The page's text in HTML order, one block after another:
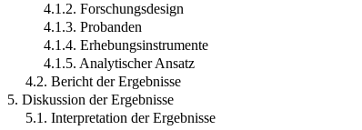
4.1.2. Forschungsdesign
4.1.3. Probanden
4.1.4. Erhebungsinstrumente
4.1.5. Analytischer Ansatz
4.2. Bericht der Ergebnisse
5. Diskussion der Ergebnisse
5.1. Interpretation der Ergebnisse